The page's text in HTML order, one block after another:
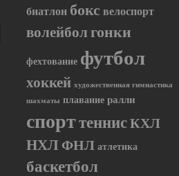
биатлон бокс велоспорт
волейболгонки
фехтование футбол
хоккей художественная гимнастика
шахматы плавание ралли
спорттеннисКХЛ
НХЛ ФНЛатлетика
баскетбол